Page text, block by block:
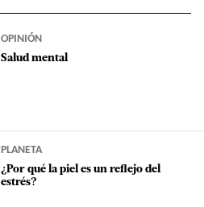
OPINIÓN
Salud mental
PLANETA
¿Por qué la piel es un reflejo del
estrés?